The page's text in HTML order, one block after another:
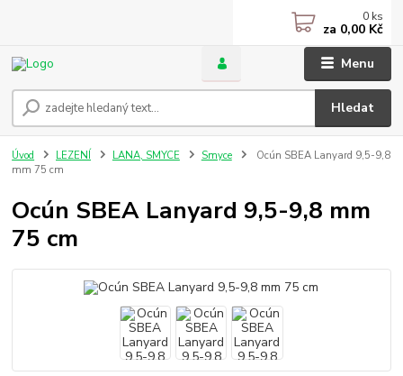
Menu
Hledat
0 ks
za 0,00 Kč
Úvod LEZENÍ LANA, SMYCE Smyce
Ocún SBEA Lanyard 9,5-9,8
mm 75 cm
Ocún SBEA Lanyard 9,5-9,8 mm
75 cm